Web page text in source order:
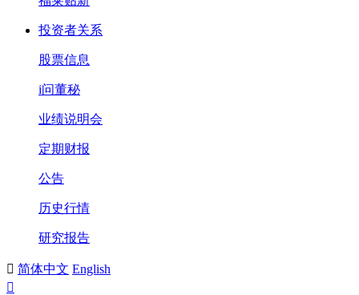
投资者关系
股票信息
i问董秘
业绩说明会
定期财报
公告
历史行情
研究报告
 简体中文 English
